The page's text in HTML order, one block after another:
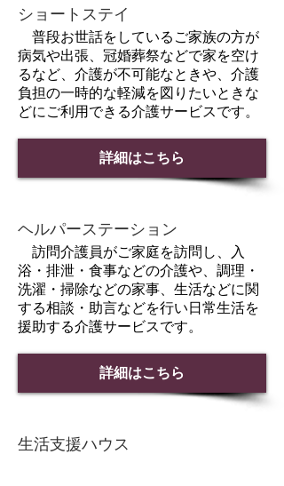
ショートステイ
普段お世話をしているご家族の方が
病気や出張、冠婚葬祭などで家を空け
るなど、介護が不可能なときや、介護
負担の一時的な軽減を図りたいときな
どにご利用できる介護サービスです。
詳細はこちら
ヘルパーステーション
訪問介護員がご家庭を訪問し、入
浴・排泄・食事などの介護や、調理・
洗濯・掃除などの家事、生活などに関
する相談・助言などを行い日常生活を
援助する介護サービスです。
詳細はこちら
生活支援ハウス